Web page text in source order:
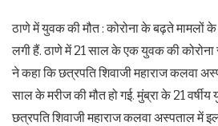
ठाणे में युवक की मौत : कोरोना के बढ़ते मामलों
लगी हैं. ठाणे में 21 साल के एक युवक की कोरोना
ने कहा कि छत्रपति शिवाजी महाराज कलवा
साल के मरीज की मौत हो गई. मुंब्रा के 21
छत्रपति शिवाजी महाराज कलवा अस्पताल में